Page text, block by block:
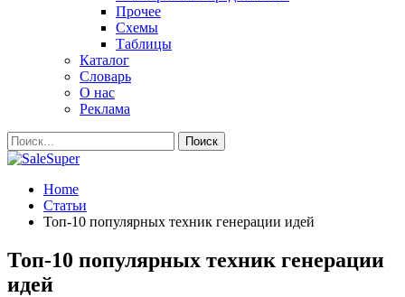
Прочее
Схемы
Таблицы
Каталог
Словарь
О нас
Реклама
Home
Статьи
Топ-10 популярных техник генерации идей
Топ-10 популярных техник генерации
идей